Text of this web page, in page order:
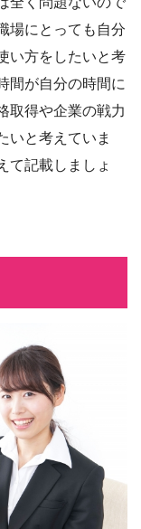
場にとっても自分
い方をしたいと考
間が自分の時間に
取得や企業の戦力
いと考えていま
て記載しましょ